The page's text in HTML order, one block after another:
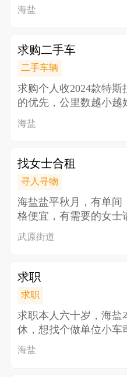
本增收
海盐
求购二手车
二手车辆
求购个人收2024款特
的优先，公里数越小越
地区可上们看
海盐
找女士合租
寻人寻物
海盐盐平秋月，有单间
格便宜，有需要的女士
武原街道
求职
求职
求职本人六十岁，海盐
休，想找个做单位小车
行， 做一休
海盐